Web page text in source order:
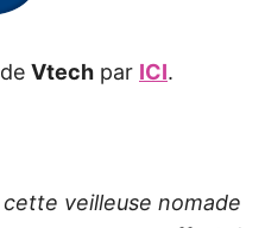
Vtech par ICI.
veilleuse nomade